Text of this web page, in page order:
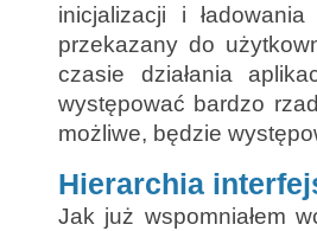
inicjalizacji i
przekazany do
czasie działania
występować bardzo
możliwe, będzie
Hierarchia
Jak już wspomniałem